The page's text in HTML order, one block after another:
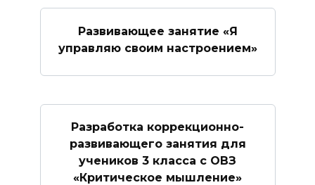
Развивающее занятие «Я
управляю своим настроением»
Разработка коррекционно-
развивающего занятия для
учеников 3 класса с ОВЗ
«Критическое мышление»